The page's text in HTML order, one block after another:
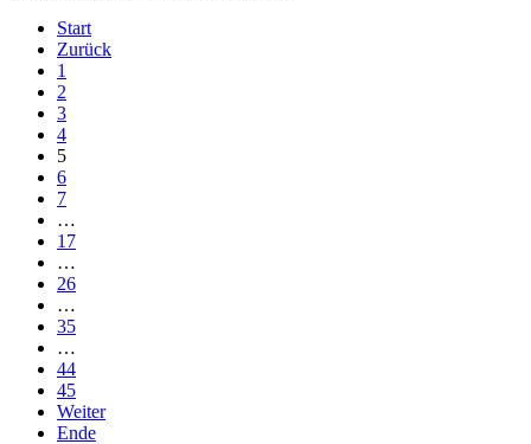
Start
Zurück
1
2
3
4
5
6
7
…
17
…
26
…
35
…
44
45
Weiter
Ende